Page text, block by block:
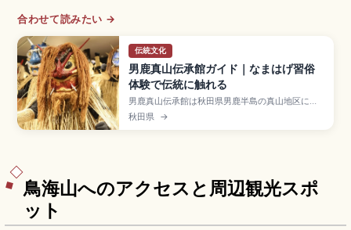
合わせて読みたい →
伝統文化
男鹿真山伝承館ガイド｜なまはげ習俗
体験で伝統に触れる
男鹿真山伝承館は秋田県男鹿半島の真山地区にあ
る伝統行事「なまはげ」を間近で体験できる施設
で、大晦日の行事を再現した「なまはげ習俗体
した。
秋田県 →
鳥海山へのアクセスと周辺観光スポ
ット